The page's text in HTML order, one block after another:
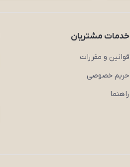
خدمات مشتریان
قوانین و مقررات
حریم خصوصی
راهنما